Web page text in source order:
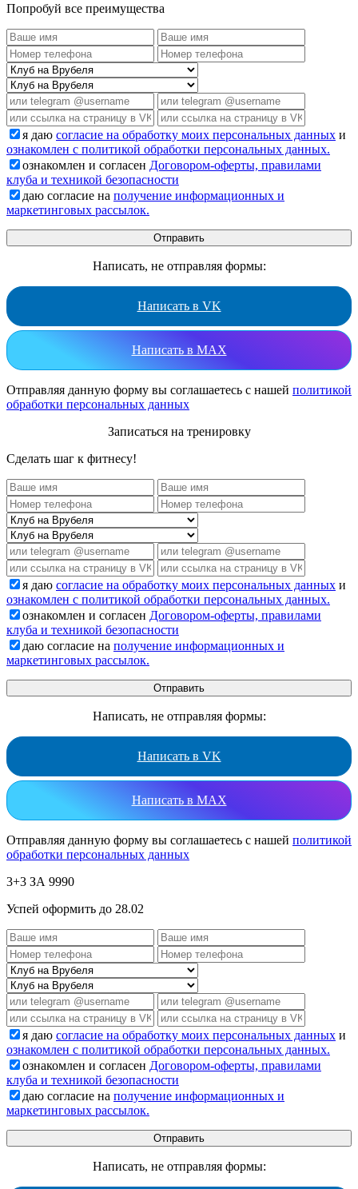
Попробуй все преимущества
я даю согласие на обработку моих персональных данных и
ознакомлен с политикой обработки персональных данных.
ознакомлен и согласен Договором-оферты, правилами
клуба и техникой безопасности
даю согласие на получение информационных и
маркетинговых рассылок.
Написать, не отправляя формы:
Написать в VK
Написать в MAX
Отправляя данную форму вы соглашаетесь с нашей политикой
обработки персональных данных
Записаться на тренировку
Сделать шаг к фитнесу!
я даю согласие на обработку моих персональных данных и
ознакомлен с политикой обработки персональных данных.
ознакомлен и согласен Договором-оферты, правилами
клуба и техникой безопасности
даю согласие на получение информационных и
маркетинговых рассылок.
Написать, не отправляя формы:
Написать в VK
Написать в MAX
Отправляя данную форму вы соглашаетесь с нашей политикой
обработки персональных данных
3+3 ЗА 9990
Успей оформить до 28.02
я даю согласие на обработку моих персональных данных и
ознакомлен с политикой обработки персональных данных.
ознакомлен и согласен Договором-оферты, правилами
клуба и техникой безопасности
даю согласие на получение информационных и
маркетинговых рассылок.
Написать, не отправляя формы: